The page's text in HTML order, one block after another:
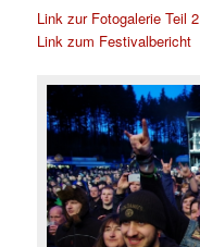
Link zur Fotogalerie Teil 2
Link zum Festivalbericht